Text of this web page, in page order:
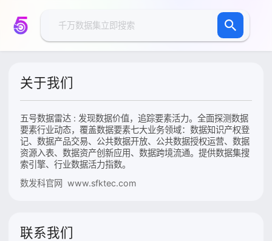
关于我们
五号数据雷达 : 发现数据价值，追踪要素活力。全面探测数据
要素行业动态，覆盖数据要素七大业务领域：数据知识产权登
记、数据产品交易、公共数据开放、公共数据授权运营、数据
资源入表、数据资产创新应用、数据跨境流通。提供数据集搜
索引擎、行业数据活力指数。
数发科官网 www.sfktec.com
联系我们